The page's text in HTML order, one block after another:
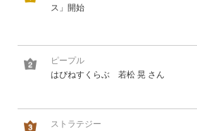
ス」開始
ピープル
はぴねすくらぶ 若松 晃 さん
ストラテジー